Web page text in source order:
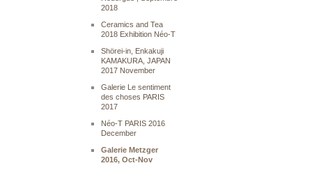
2018
Ceramics and Tea
2018 Exhibition Néo-T
Shörei-in, Enkakuji
KAMAKURA, JAPAN
2017 November
Galerie Le sentiment
des choses PARIS
2017
Néo-T PARIS 2016
December
Galerie Metzger
2016, Oct-Nov